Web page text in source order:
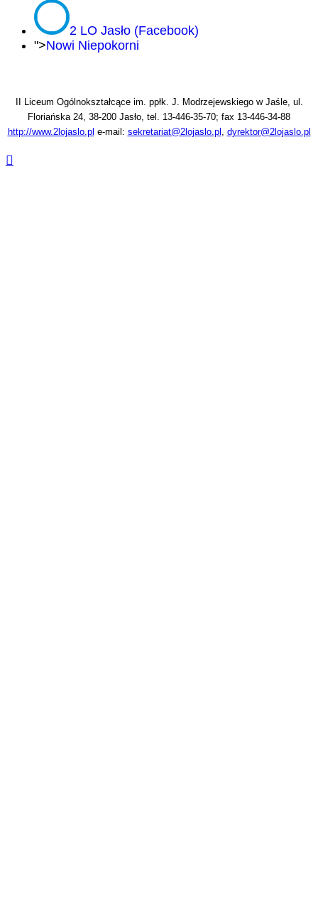
2 LO Jasło (Facebook)
">Nowi Niepokorni
II Liceum Ogólnokształcące im. ppłk. J. Modrzejewskiego w Jaśle, ul.
Floriańska 24, 38-200 Jasło, tel. 13-446-35-70; fax 13-446-34-88
http://www.2lojaslo.pl e-mail: sekretariat@2lojaslo.pl , dyrektor@2lojaslo.pl